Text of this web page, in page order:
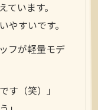
います。
すいです。
フが軽量モデ
す（笑）」